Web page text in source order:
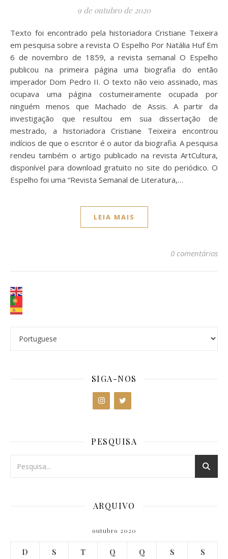
9 de outubro de 2020
Texto foi encontrado pela historiadora Cristiane Teixeira
em pesquisa sobre a revista O Espelho Por Natália Huf Em
6 de novembro de 1859, a revista semanal O Espelho
publicou na primeira página uma biografia do então
imperador Dom Pedro II. O texto não veio assinado, mas
ocupava uma página costumeiramente ocupada por
ninguém menos que Machado de Assis. A partir da
investigação que resultou em sua dissertação de
mestrado, a historiadora Cristiane Teixeira encontrou
indícios de que o escritor é o autor da biografia. A pesquisa
rendeu também o artigo publicado na revista ArtCultura,
disponível para download gratuito no site do periódico. O
Espelho foi uma “Revista Semanal de Literatura,…
LEIA MAIS
0 comentários
SIGA-NOS
PESQUISA
ARQUIVO
outubro 2020
D S T Q Q S S